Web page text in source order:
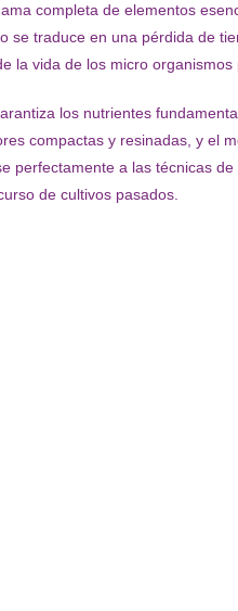
completa de elementos
se traduce en una pérdida de
la vida de los micro organismos
los nutrientes
compactas y resinadas, y el
perfectamente a las técnicas
de cultivos pasados.